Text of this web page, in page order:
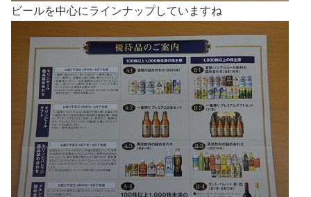
ビールを中心にラインナップしていますね